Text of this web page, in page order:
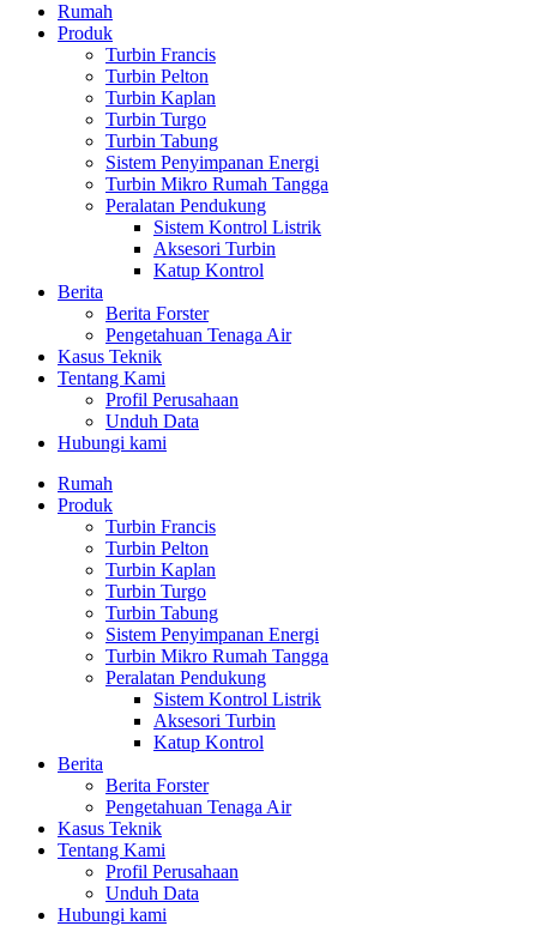
Rumah
Produk
Turbin Francis
Turbin Pelton
Turbin Kaplan
Turbin Turgo
Turbin Tabung
Sistem Penyimpanan Energi
Turbin Mikro Rumah Tangga
Peralatan Pendukung
Sistem Kontrol Listrik
Aksesori Turbin
Katup Kontrol
Berita
Berita Forster
Pengetahuan Tenaga Air
Kasus Teknik
Tentang Kami
Profil Perusahaan
Unduh Data
Hubungi kami
Rumah
Produk
Turbin Francis
Turbin Pelton
Turbin Kaplan
Turbin Turgo
Turbin Tabung
Sistem Penyimpanan Energi
Turbin Mikro Rumah Tangga
Peralatan Pendukung
Sistem Kontrol Listrik
Aksesori Turbin
Katup Kontrol
Berita
Berita Forster
Pengetahuan Tenaga Air
Kasus Teknik
Tentang Kami
Profil Perusahaan
Unduh Data
Hubungi kami